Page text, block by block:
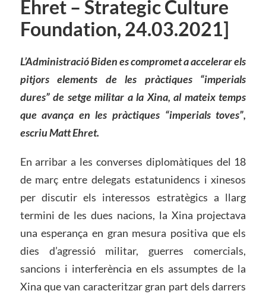
Ehret – Strategic Culture
Foundation, 24.03.2021]
L’Administració Biden es compromet a accelerar els
pitjors elements de les pràctiques “imperials
dures” de setge militar a la Xina, almateixtemps
que avança en les pràctiques “imperials toves”,
escriu Matt Ehret.
En arribar a les converses diplomàtiques del 18
de març entre delegats estatunidencs i xinesos
per discutir els interessos estratègics a llarg
termini de les dues nacions, la Xina projectava
una esperança en gran mesura positiva que els
dies d’agressió militar, guerres comercials,
sancions i interferència en els assumptes de la
Xina que van caracteritzar gran part dels darrers